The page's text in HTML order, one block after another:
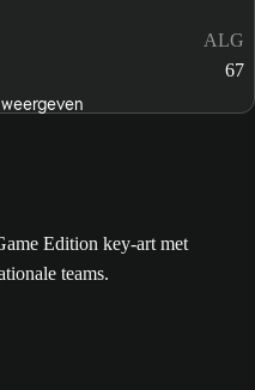
ALG
67